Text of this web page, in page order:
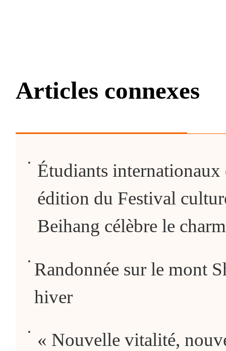
Articles connexes
Étudiants internationaux
édition du Festival
Beihang célèbre le
Randonnée sur le mont
hiver
« Nouvelle vitalité,